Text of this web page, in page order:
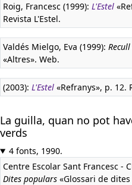
Roig, Francesc (1999): L'Estel
Revista L'Estel.
Valdés Mielgo, Eva (1999):
«Altres». Web.
(2003): L'Estel «Refranys», p. 12.
La guilla, quan no pot
verds
4 fonts, 1990.
Centre Escolar Sant Francesc -
Dites populars «Glossari de